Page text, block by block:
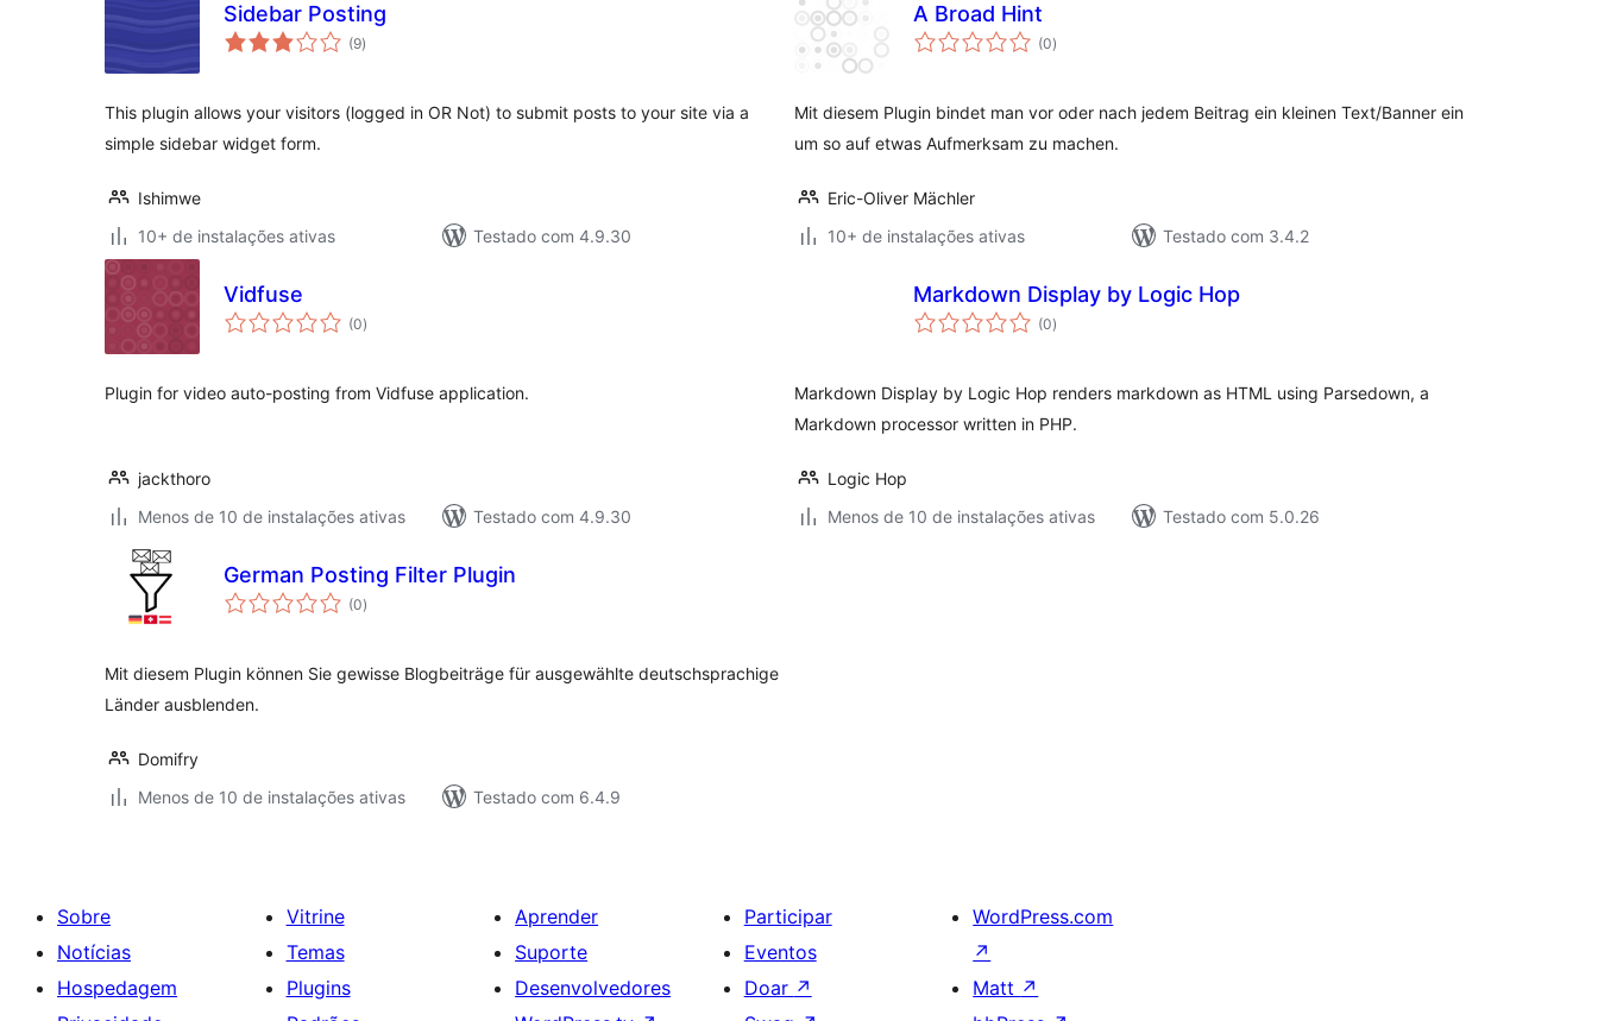
Sidebar Posting
(9total
de
)
This plugin allows your visitors (logged in OR Not) to submit posts to your site via a
simple sidebar widget form.
Ishimwe
10+ de instalações ativas
Testado com 4.9.30
A Broad Hint
(0total
de
)
Mit diesem Plugin bindet man vor oder nach jedem Beitrag ein kleinen Text/Banner ein
um so auf etwas Aufmerksam zu machen.
Eric-Oliver Mächler
10+ de instalações ativas
Testado com 3.4.2
Vidfuse
(0total
de
)
Plugin for video auto-posting from Vidfuse application.
jackthoro
Menos de 10 de instalações ativas
Testado com 4.9.30
Markdown Display by Logic Hop
(0total
de
)
Markdown Display by Logic Hop renders markdown as HTML using Parsedown, a
Markdown processor written in PHP.
Logic Hop
Menos de 10 de instalações ativas
Testado com 5.0.26
German Posting Filter Plugin
(0total
de
)
Mit diesem Plugin können Sie gewisse Blogbeiträge für ausgewählte deutschsprachige
Länder ausblenden.
Domifry
Menos de 10 de instalações ativas
Testado com 6.4.9
Sobre
Notícias
Hospedagem
Vitrine
Temas
Plugins
Aprender
Suporte
Desenvolvedores
Participar
Eventos
Doar ↗
WordPress.com
↗
Matt ↗